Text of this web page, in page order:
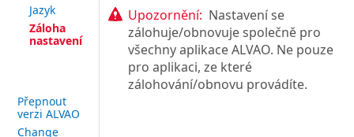
Jazyk
Záloha
nastavení
Přepnout
verzi ALVAO
Change
Upozornění: Nastavení se
zálohuje/obnovuje společně pro
všechny aplikace ALVAO. Ne pouze
pro aplikaci, ze které
zálohování/obnovu provádíte.